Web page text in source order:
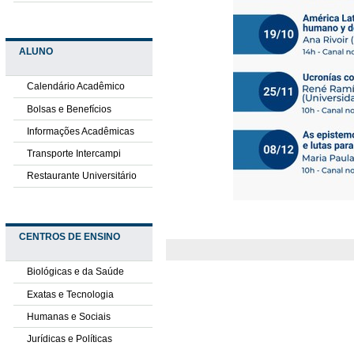
ALUNO
Calendário Acadêmico
Bolsas e Benefícios
Informações Acadêmicas
Transporte Intercampi
Restaurante Universitário
CENTROS DE ENSINO
Biológicas e da Saúde
Exatas e Tecnologia
Humanas e Sociais
Jurídicas e Políticas